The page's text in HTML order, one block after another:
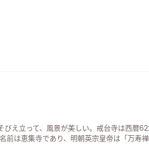
え立って、風景が美しい。戒台寺は西暦
前は恵集寺であり、明朝英宗皇帝は「万寿